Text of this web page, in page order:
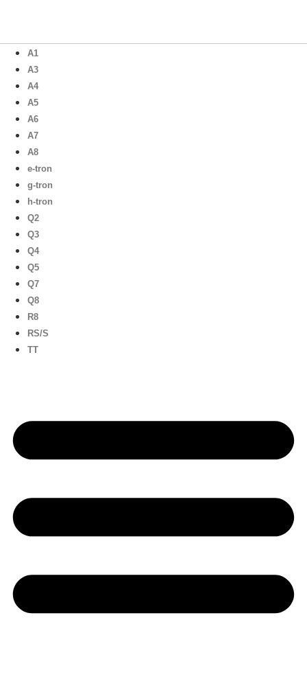
A1
A3
A4
A5
A6
A7
A8
e-tron
g-tron
h-tron
Q2
Q3
Q4
Q5
Q7
Q8
R8
RS/S
TT